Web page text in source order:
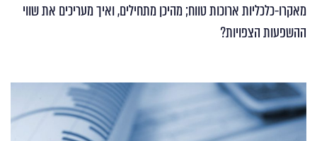
מאקרו-כלכליות ארוכות טווח; מהיכן מתחילים, ואיך מעריכים את שווי
ההשפעות הצפויות?